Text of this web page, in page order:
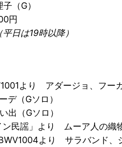
（G）
円
日は19時以降）
より アダージョ、フーガ
（Gソロ）
（Gソロ）
民謡」より ムーア人の織
より サラバンド、